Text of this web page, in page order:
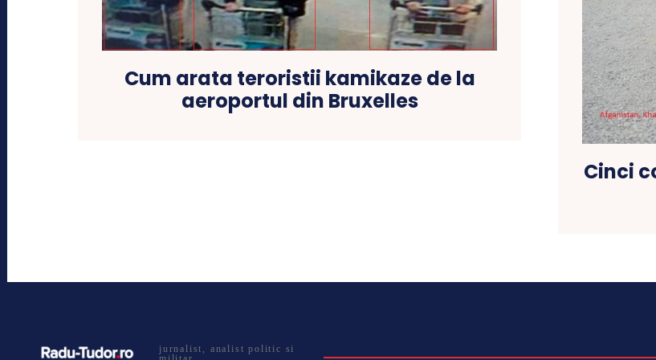
Cum arata teroristii kamikaze de la
aeroportul din Bruxelles
Cinci
jurnalist, analist politic si